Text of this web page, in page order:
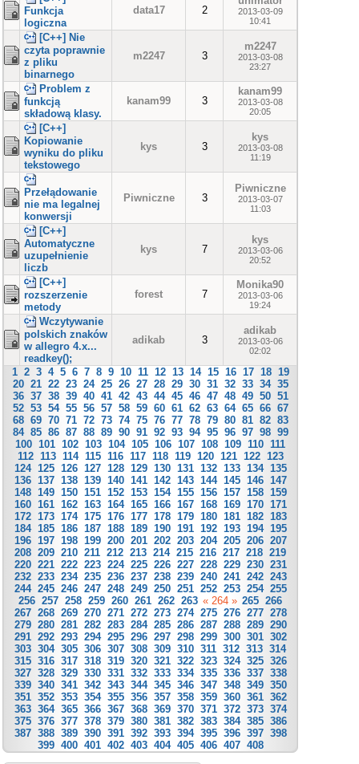
Funkcja
logiczna
data17 2
2013-03-09
10:41
[C++] Nie
czyta poprawnie
z pliku
binarnego
m2247 3
m2247
2013-03-08
23:27
Problem z
funkcją
składową klasy.
kanam99 3
kanam99
2013-03-08
20:05
[C++]
Kopiowanie
wyniku do pliku
tekstowego
kys 3
kys
2013-03-08
11:19
Przełądowanie
nie ma legalnej
konwersji
Piwniczne 3
Piwniczne
2013-03-07
11:03
[C++]
Automatyczne
uzupełnienie
liczb
kys 7
kys
2013-03-06
20:52
[C++]
rozszerzenie
metody
forest 7
Monika90
2013-03-06
19:24
Wczytywanie
polskich znaków
w allegro 4.x...
readkey();
adikab 3
adikab
2013-03-06
02:02
1 2 3 4 5 6 7 8 9 10 11 12 13 14 15 16 17 18 19
20 21 22 23 24 25 26 27 28 29 30 31 32 33 34 35
36 37 38 39 40 41 42 43 44 45 46 47 48 49 50 51
52 53 54 55 56 57 58 59 60 61 62 63 64 65 66 67
68 69 70 71 72 73 74 75 76 77 78 79 80 81 82 83
84 85 86 87 88 89 90 91 92 93 94 95 96 97 98 99
100 101 102 103 104 105 106 107 108 109 110 111
112 113 114 115 116 117 118 119 120 121 122 123
124 125 126 127 128 129 130 131 132 133 134 135
136 137 138 139 140 141 142 143 144 145 146 147
148 149 150 151 152 153 154 155 156 157 158 159
160 161 162 163 164 165 166 167 168 169 170 171
172 173 174 175 176 177 178 179 180 181 182 183
184 185 186 187 188 189 190 191 192 193 194 195
196 197 198 199 200 201 202 203 204 205 206 207
208 209 210 211 212 213 214 215 216 217 218 219
220 221 222 223 224 225 226 227 228 229 230 231
232 233 234 235 236 237 238 239 240 241 242 243
244 245 246 247 248 249 250 251 252 253 254 255
256 257 258 259 260 261 262 263 « 264 » 265 266
267 268 269 270 271 272 273 274 275 276 277 278
279 280 281 282 283 284 285 286 287 288 289 290
291 292 293 294 295 296 297 298 299 300 301 302
303 304 305 306 307 308 309 310 311 312 313 314
315 316 317 318 319 320 321 322 323 324 325 326
327 328 329 330 331 332 333 334 335 336 337 338
339 340 341 342 343 344 345 346 347 348 349 350
351 352 353 354 355 356 357 358 359 360 361 362
363 364 365 366 367 368 369 370 371 372 373 374
375 376 377 378 379 380 381 382 383 384 385 386
387 388 389 390 391 392 393 394 395 396 397 398
399 400 401 402 403 404 405 406 407 408